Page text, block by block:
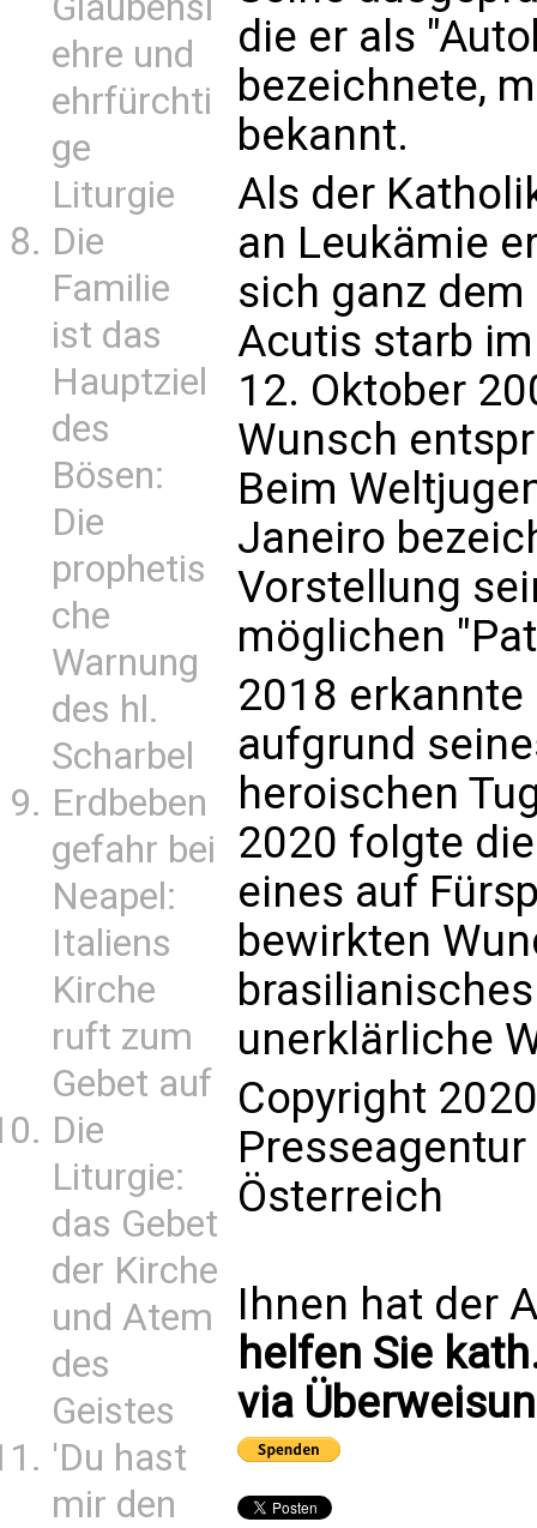
ehre und
ehrfürchti
ge
Liturgie
Die
Familie
ist das
Hauptziel
des
Bösen:
Die
prophetis
che
Warnung
des hl.
Scharbel
Erdbeben
gefahr bei
Neapel:
Italiens
Kirche
ruft zum
Gebet auf
Die
Liturgie:
das Gebet
der Kirche
und Atem
des
Geistes
'Du hast
mir den
die er als
bezeichnete,
bekannt.
Als der
an Leukämie
sich ganz
Acutis starb
12. Oktober
Wunsch
Beim
Janeiro
Vorstellung
möglichen
2018
aufgrund
heroischen
2020 folgte
eines auf
bewirkten
unerklärliche
Copyright
Presseagentur
Österreich
Ihnen hat der
helfen Sie
via